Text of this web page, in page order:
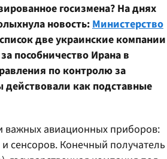
госизмена? На днях
новость: Министерство
две украинские компании
пособничество Ирана в
по контролю за
как подставные
важных авиационных приборов:
сенсоров. Конечный получатель